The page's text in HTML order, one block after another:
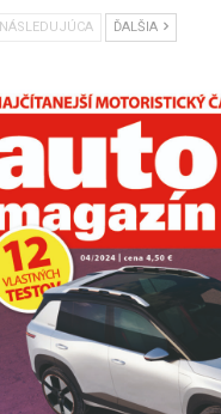
NÁSLEDUJÚCA ĎALŠIA